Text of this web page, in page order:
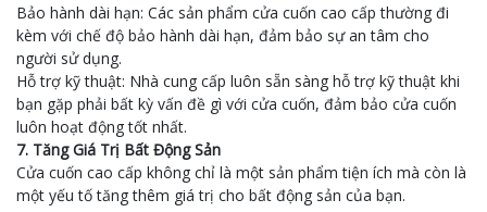
Bảo hành dài hạn: Các sản phẩm cửa cuốn cao cấp thường đi
kèm với chế độ bảo hành dài hạn, đảm bảo sự an tâm cho
người sử dụng.
Hỗ trợ kỹ thuật: Nhà cung cấp luôn sẵn sàng hỗ trợ kỹ thuật khi
bạn gặp phải bất kỳ vấn đề gì với cửa cuốn, đảm bảo cửa cuốn
luôn hoạt động tốt nhất.
7. Tăng Giá Trị Bất Động Sản
Cửa cuốn cao cấp không chỉ là một sản phẩm tiện ích mà còn là
một yếu tố tăng thêm giá trị cho bất động sản của bạn.